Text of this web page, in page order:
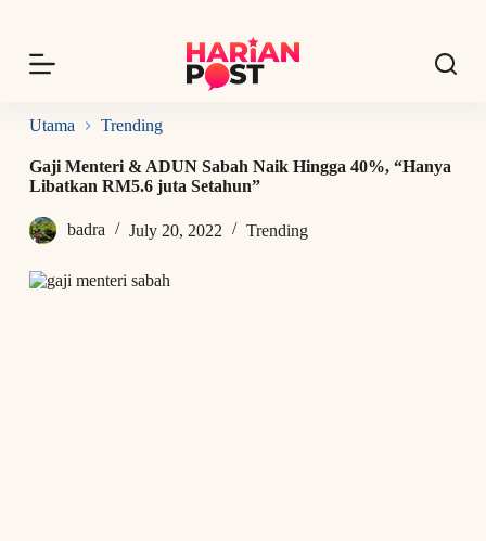
p
o
n
n
Utama Trending
Gaji Menteri & ADUN Sabah Naik Hingga 40%, “Hanya
Libatkan RM5.6 juta Setahun”
badra July 20, 2022 Trending